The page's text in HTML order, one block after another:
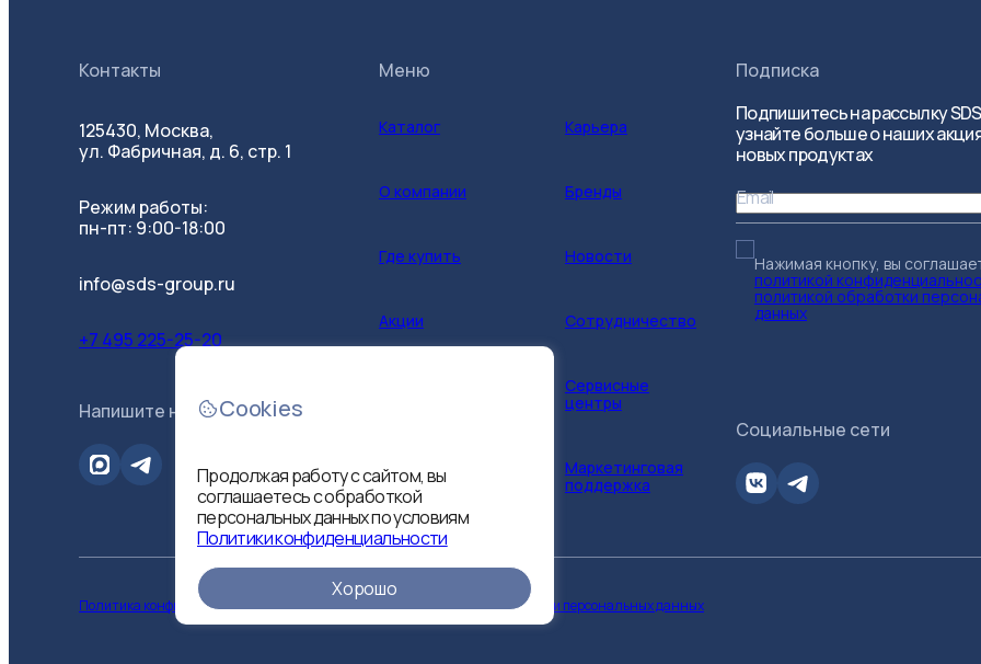
Контакты
125430, Москва,
ул. Фабричная, д. 6, стр. 1
Режим работы:
пн-пт: 9:00-18:00
info@sds-group.ru
+7 495 225-25-20
Напишите нам
Меню
Каталог Карьера
О компании Бренды
Где купить Новости
Акции Сотрудничество
Сервисные
центры
B2B-портал
Маркетинговая
поддержка
Подписка
Подпишитесь на рассылку
узнайте больше о наших
новых продуктах
Email
Нажимая кнопку, вы
политикой
политикой обработки
данных
Социальные сети
Политика конфиденциальности Политика обработки персональных данных
Cookies
Продолжая работу с сайтом, вы
соглашаетесь с обработкой
персональных данных по условиям
Политики конфиденциальности
Хорошо